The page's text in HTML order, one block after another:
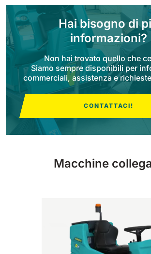
E85
810 mm 6075 m²/h
E100
1000 mm 7500 m²/
E110-D
Hai bisogno di
informazioni?
Non hai trovato quello che
Siamo sempre disponibili per
commerciali, assistenza e
CONTATTACI!
Macchine